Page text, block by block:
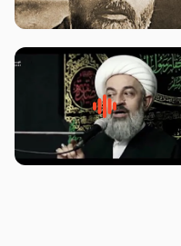
اسارت اهل‌بیت علیهم‌السلام –
محدث زاده
زیارتی که اسباب رزق زیاد و عمر
طولانی است حجت السلام حسین